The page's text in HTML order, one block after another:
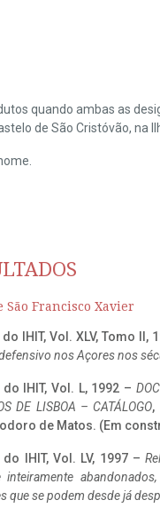
quando ambas as
de São Cristóvão, na
São Francisco Xavier
IHIT, Vol. XLV, Tomo II,
nos Açores nos
IHIT, Vol. L, 1992 –
DE LISBOA – CATÁLOGO,
de Matos. (Em
do IHIT, Vol. LV, 1997 –
inteiramente
que se podem desde já